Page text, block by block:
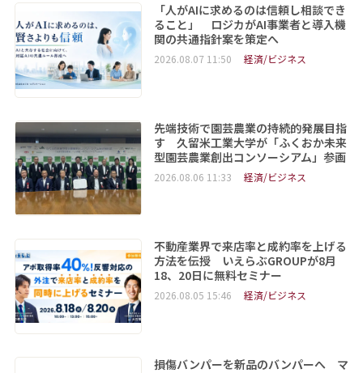
「人がAIに求めるのは信頼し相談でき
ること」 ロジカがAI事業者と導入機
関の共通指針案を策定へ
2026.08.07 11:50 経済/ビジネス
先端技術で園芸農業の持続的発展目指
す 久留米工業大学が「ふくおか未来
型園芸農業創出コンソーシアム」参画
2026.08.06 11:33 経済/ビジネス
不動産業界で来店率と成約率を上げる
方法を伝授 いえらぶGROUPが8月
18、20日に無料セミナー
2026.08.05 15:46 経済/ビジネス
損傷バンパーを新品のバンパーへ マ